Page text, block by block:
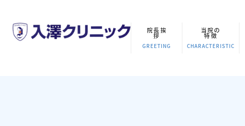
院長挨
拶
GREETING
当院の
特徴
CHARACTERISTIC